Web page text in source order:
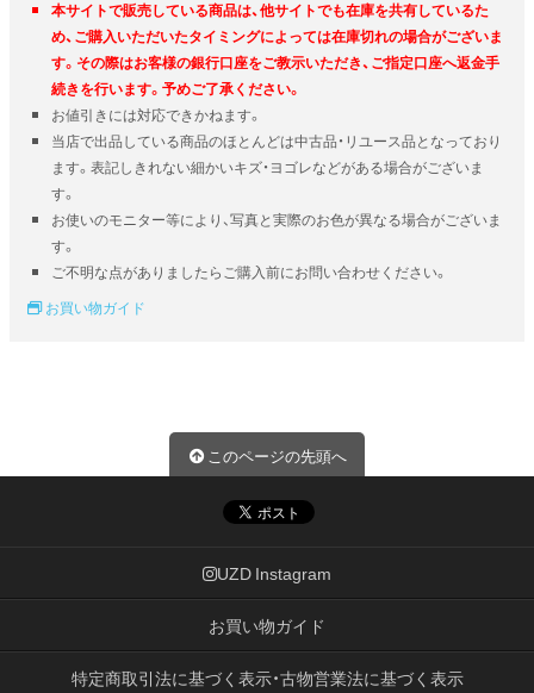
本サイトで販売している商品は、他サイトでも在庫を共有しているた
め、ご購入いただいたタイミングによっては在庫切れの場合がございま
す。その際はお客様の銀行口座をご教示いただき、ご指定口座へ返金手
続きを行います。予めご了承ください。
お値引きには対応できかねます。
当店で出品している商品のほとんどは中古品・リユース品となっており
ます。表記しきれない細かいキズ・ヨゴレなどがある場合がございま
す。
お使いのモニター等により、写真と実際のお色が異なる場合がございま
す。
ご不明な点がありましたらご購入前にお問い合わせください。
お買い物ガイド
このページの先頭へ
UZD Instagram
お買い物ガイド
特定商取引法に基づく表示・古物営業法に基づく表示